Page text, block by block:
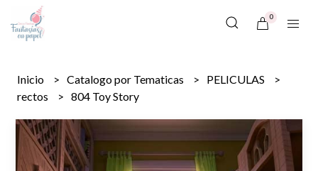
0
Inicio Catalogo por Tematicas
PELICULAS
rectos
804 Toy Story